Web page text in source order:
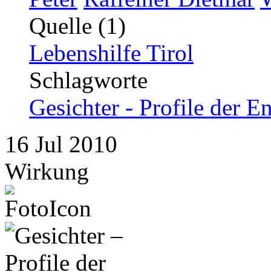
Quelle (1)
Lebenshilfe Tirol
Schlagworte
Gesichter - Profile der
16 Jul 2010
Wirkung